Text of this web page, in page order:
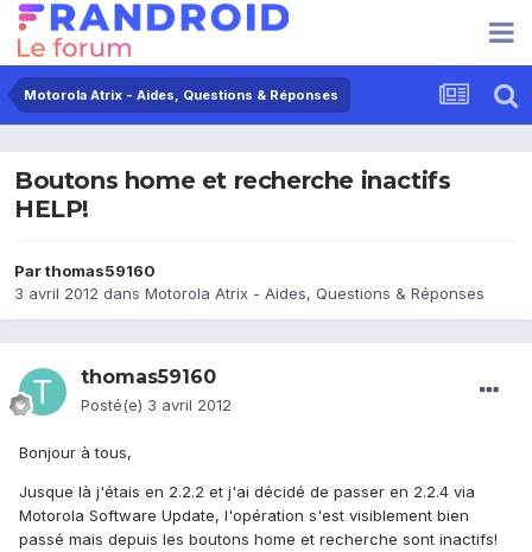
Motorola Atrix - Aides, Questions & Réponses
Boutons home et recherche inactifs
HELP!
Parthomas59160
3 avril 2012 dans Motorola Atrix - Aides, Questions & Réponses
thomas59160
Posté(e) 3 avril 2012
Bonjour à tous,
Jusque là j'étais en 2.2.2 et j'ai décidé de passer en 2.2.4 via
Motorola Software Update, l'opération s'est visiblement bien
passé mais depuis les boutons home et recherche sont inactifs!